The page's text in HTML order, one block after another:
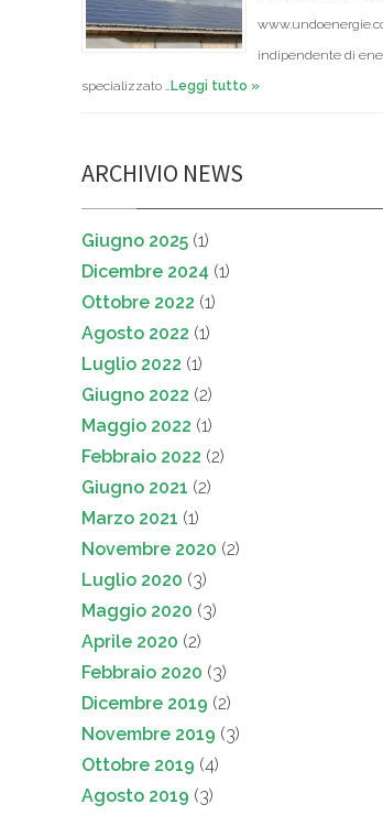
indipendente di
specializzato …Leggi tutto »
ARCHIVIO NEWS
Giugno 2025 (1)
Dicembre 2024 (1)
Ottobre 2022 (1)
Agosto 2022 (1)
Luglio 2022 (1)
Giugno 2022 (2)
Maggio 2022 (1)
Febbraio 2022 (2)
Giugno 2021 (2)
Marzo 2021 (1)
Novembre 2020 (2)
Luglio 2020 (3)
Maggio 2020 (3)
Aprile 2020 (2)
Febbraio 2020 (3)
Dicembre 2019 (2)
Novembre 2019 (3)
Ottobre 2019 (4)
Agosto 2019 (3)